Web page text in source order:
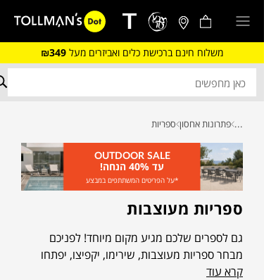
משלוח חינם ברכישת כלים ואביזרים מעל ₪349
... פתרונות אחסון ספריות
OUTDOOR SALE
עד 40% הנחה!
*על הפריטים המשתתפים במבצע
ספריות מעוצבות
גם לספרים שלכם מגיע מקום מיוחד! לפניכם
מבחר ספריות מעוצבות, שירימו, יקפיצו, יפתחו
ויסגרו לכם את הפינה בבית.
קרא עוד